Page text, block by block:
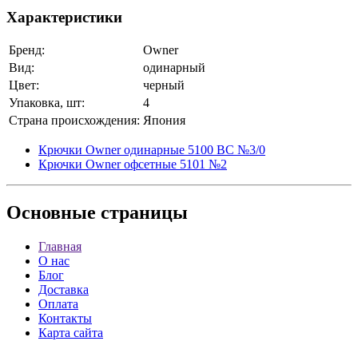
Характеристики
Бренд:
Owner
Вид:
одинарный
Цвет:
черный
Упаковка, шт:
4
Страна происхождения: Япония
Крючки Owner одинарные 5100 BC №3/0
Крючки Owner офсетные 5101 №2
Основные страницы
Главная
О нас
Блог
Доставка
Оплата
Контакты
Карта сайта